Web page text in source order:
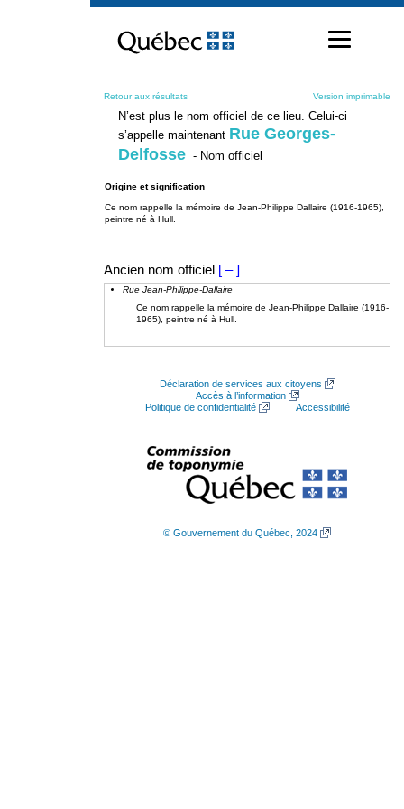
contenu
Retour aux résultats Version imprimable
N’est plus le nom officiel de ce lieu. Celui-ci
s’appelle maintenant Rue Georges-
Delfosse - Nom officiel
Origine et signification
Ce nom rappelle la mémoire de Jean-Philippe Dallaire (1916-1965),
peintre né à Hull.
Ancien nom officiel [ – ]
Rue Jean-Philippe-Dallaire
Ce nom rappelle la mémoire de Jean-Philippe Dallaire (1916-
1965), peintre né à Hull.
Déclaration de services aux citoyens
Accès à l’information
Politique de confidentialité
Accessibilité
© Gouvernement du Québec, 2024